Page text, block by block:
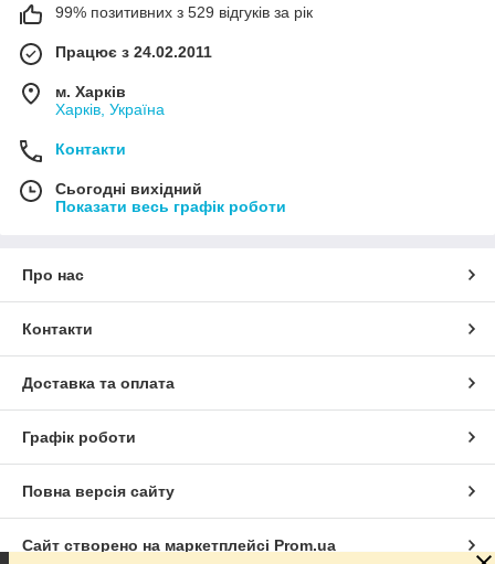
99% позитивних з 529 відгуків за рік
Працює з 24.02.2011
м. Харків
Харків, Україна
Контакти
Сьогодні вихідний
Показати весь графік роботи
Про нас
Контакти
Доставка та оплата
Графік роботи
Повна версія сайту
Сайт створено на маркетплейсі Prom.ua